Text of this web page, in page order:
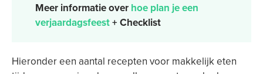
Meer informatie over hoe plan je een
verjaardagsfeest+ Checklist
Hieronder een aantal recepten voor makkelijk eten